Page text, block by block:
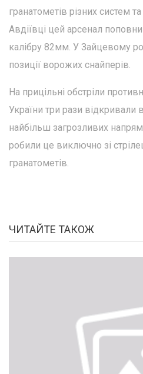
гранатометів різних систем
Авдіївці цей арсенал
калібру 82мм. У Зайцевому
позиції ворожих снайперів.
На прицільні обстріли
України три рази відкривали
найбільш загрозливих
робили це виключно зі
гранатометів.
ЧИТАЙТЕ ТАКОЖ